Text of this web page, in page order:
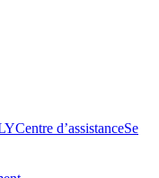
Centre d’assistanceSe